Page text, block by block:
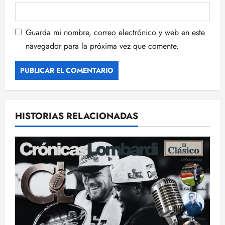
Guarda mi nombre, correo electrónico y web en este
navegador para la próxima vez que comente.
HISTORIAS RELACIONADAS